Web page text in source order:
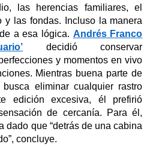
las herencias familiares, el
y las fondas.
Incluso la manera
a esa lógica. Andrés Franco
decidió conservar
y momentos en vivo
Mientras buena parte de
busca eliminar cualquier rastro
edición excesiva, él prefirió
de cercanía. Para él,
dado que “detrás de una cabina
concluye.